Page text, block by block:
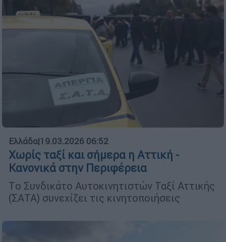
Ελλάδα|19.03.2026 06:52
Χωρίς ταξί και σήμερα η Αττική -
Κανονικά στην Περιφέρεια
Tο Συνδικάτο Αυτοκινητιστών Ταξί Αττικής
(ΣΑΤΑ) συνεχίζει τις κινητοποιήσεις